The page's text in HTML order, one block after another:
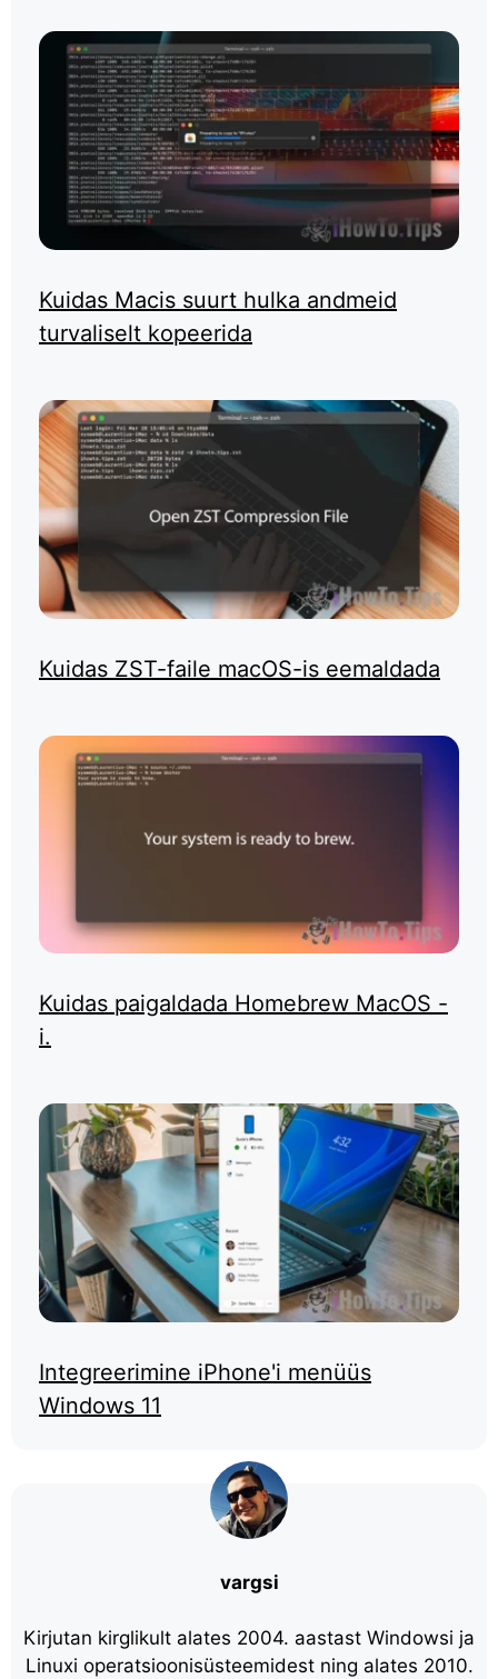
Kuidas Macis suurt hulka andmeid
turvaliselt kopeerida
Kuidas ZST-faile macOS-is eemaldada
Kuidas paigaldada Homebrew MacOS -
i.
Integreerimine iPhone'i menüüs
Windows 11
vargsi
Kirjutan kirglikult alates 2004. aastast Windowsi ja
Linuxi operatsioonisüsteemidest ning alates 2010.